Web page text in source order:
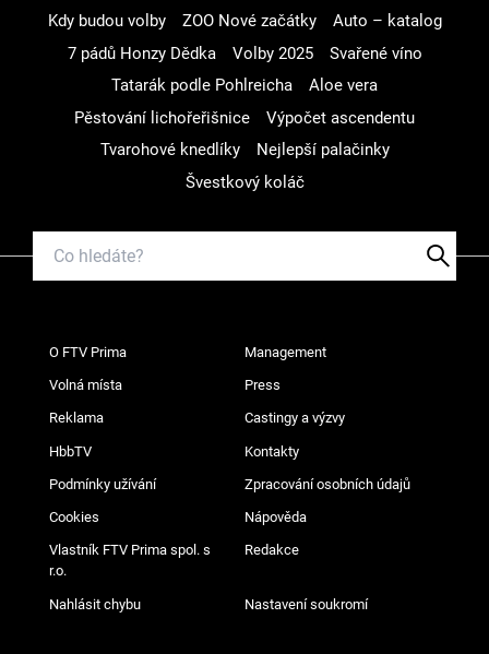
Kdy budou volby
ZOO Nové začátky
Auto – katalog
7 pádů Honzy Dědka
Volby 2025
Svařené víno
Tatarák podle Pohlreicha
Aloe vera
Pěstování lichořeřišnice
Výpočet ascendentu
Tvarohové knedlíky
Nejlepší palačinky
Švestkový koláč
O FTV Prima Management
Volná místa Press
Reklama Castingy a výzvy
HbbTV Kontakty
Podmínky užívání Zpracování osobních údajů
Cookies Nápověda
Vlastník FTV Prima spol. s
r.o.
Redakce
Nahlásit chybu Nastavení soukromí